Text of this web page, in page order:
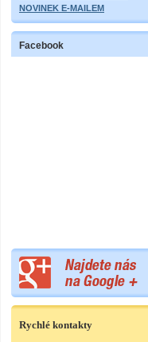
NOVINEK E-MAILEM
Facebook
Rychlé kontakty